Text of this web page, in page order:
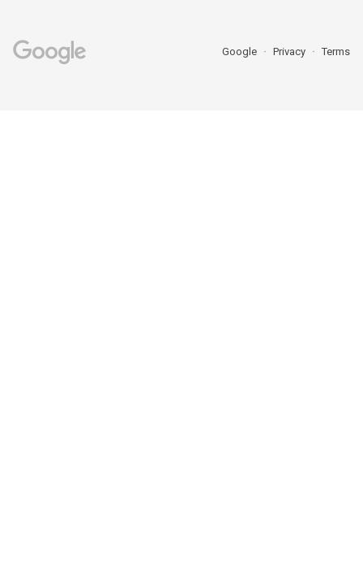
Google Privacy Terms